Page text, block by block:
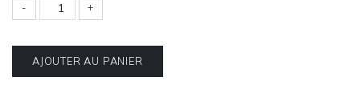
- +
AJOUTER AU PANIER